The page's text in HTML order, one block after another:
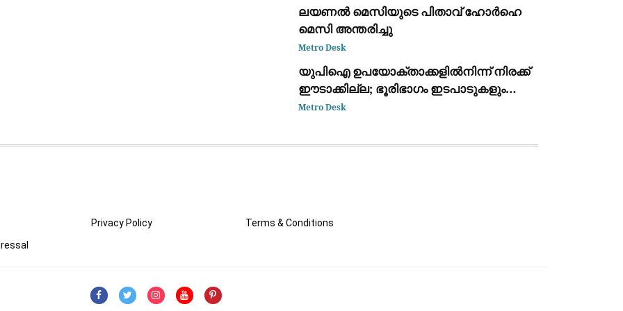
ലയണൽ മെസിയുടെ പിതാവ് ഹോർഹെ
മെസി അന്തരിച്ചു
Metro Desk
യുപിഐ ഉപയോക്താക്കളിൽനിന്ന് നിരക്ക്
ഈടാക്കില്ല; ഭൂരിഭാഗം ഇടപാടുകളും
വ്യാപാരികൾക്കും സൗജന്യമായി
Metro Desk
Privacy Policy
Terms & Conditions